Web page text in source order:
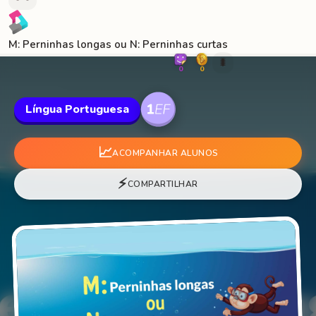
M: Perninhas longas ou N: Perninhas curtas
0 0 🐛
Língua Portuguesa
📈ACOMPANHAR ALUNOS
⚡COMPARTILHAR